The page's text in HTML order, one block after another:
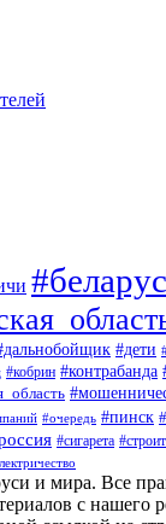
#дети
#кобрин #контрабанда
#очередь #пинск
#сигарета
и мира. Все
с нашего